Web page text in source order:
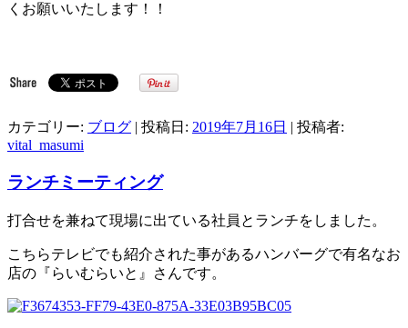
くお願いいたします！！
カテゴリー: ブログ | 投稿日: 2019年7月16日 | 投稿者:
vital_masumi
ランチミーティング
打合せを兼ねて現場に出ている社員とランチをしました。
こちらテレビでも紹介された事があるハンバーグで有名なお
店の『らいむらいと』さんです。